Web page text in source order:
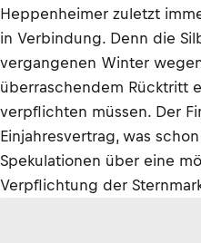
Heppenheimer zuletzt
in Verbindung. Denn die
vergangenen Winter
überraschendem Rücktritt
verpflichten müssen. Der
Einjahresvertrag, was
Spekulationen über eine
Verpflichtung der